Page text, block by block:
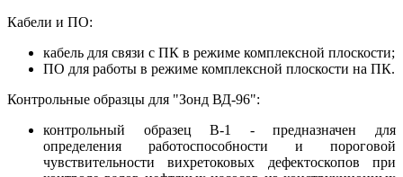
Кабели и ПО:
кабель для связи с ПК в режиме комплексной плоскости;
ПО для работы в режиме комплексной плоскости на ПК.
Контрольные образцы для "Зонд ВД-96":
контрольный образец В-1 - предназначен для
определения работоспособности и пороговой
чувствительности вихретоковых дефектоскопов при